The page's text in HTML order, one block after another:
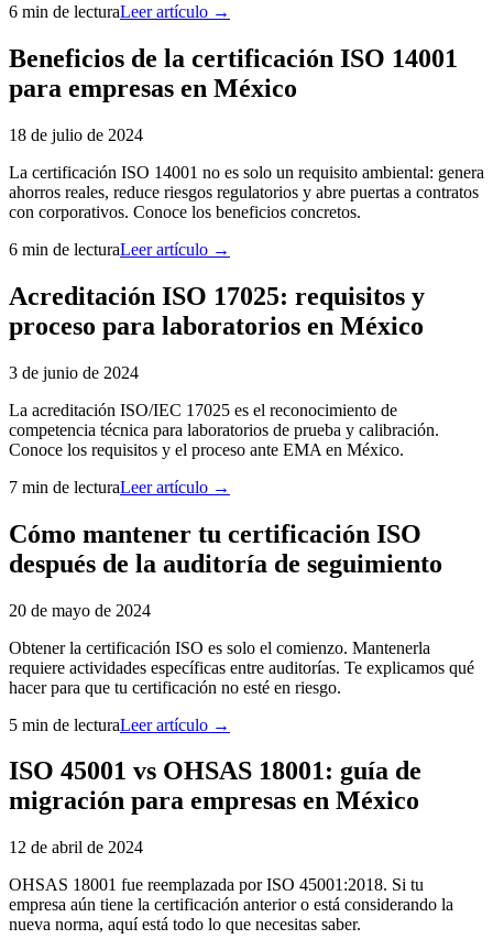
6 min de lecturaLeer artículo →
Beneficios de la certificación ISO 14001
para empresas en México
18 de julio de 2024
La certificación ISO 14001 no es solo un requisito ambiental: genera
ahorros reales, reduce riesgos regulatorios y abre puertas a contratos
con corporativos. Conoce los beneficios concretos.
6 min de lecturaLeer artículo →
Acreditación ISO 17025: requisitos y
proceso para laboratorios en México
3 de junio de 2024
La acreditación ISO/IEC 17025 es el reconocimiento de
competencia técnica para laboratorios de prueba y calibración.
Conoce los requisitos y el proceso ante EMA en México.
7 min de lecturaLeer artículo →
Cómo mantener tu certificación ISO
después de la auditoría de seguimiento
20 de mayo de 2024
Obtener la certificación ISO es solo el comienzo. Mantenerla
requiere actividades específicas entre auditorías. Te explicamos qué
hacer para que tu certificación no esté en riesgo.
5 min de lecturaLeer artículo →
ISO 45001 vs OHSAS 18001: guía de
migración para empresas en México
12 de abril de 2024
OHSAS 18001 fue reemplazada por ISO 45001:2018. Si tu
empresa aún tiene la certificación anterior o está considerando la
nueva norma, aquí está todo lo que necesitas saber.